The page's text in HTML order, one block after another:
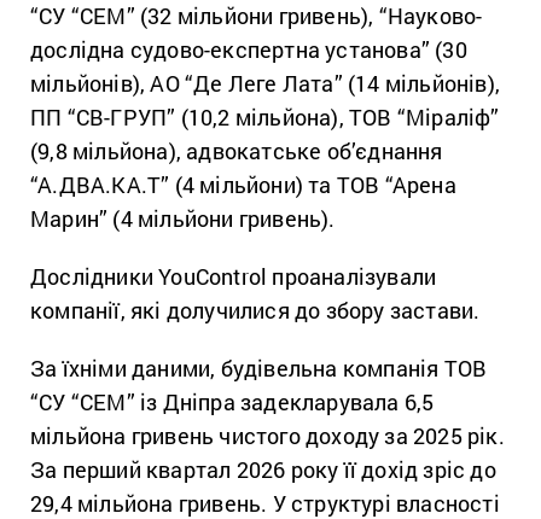
“СУ “СЕМ” (32 мільйони гривень), “Науково-
дослідна судово-експертна установа” (30
мільйонів), АО “Де Леге Лата” (14 мільйонів),
ПП “СВ-ГРУП” (10,2 мільйона), ТОВ “Міраліф”
(9,8 мільйона), адвокатське об’єднання
“А.ДВА.КА.Т” (4 мільйони) та ТОВ “Арена
Марин” (4 мільйони гривень).
Дослідники YouControl проаналізували
компанії, які долучилися до збору застави.
За їхніми даними, будівельна компанія ТОВ
“СУ “СЕМ” із Дніпра задекларувала 6,5
мільйона гривень чистого доходу за 2025 рік.
За перший квартал 2026 року її дохід зріс до
29,4 мільйона гривень. У структурі власності